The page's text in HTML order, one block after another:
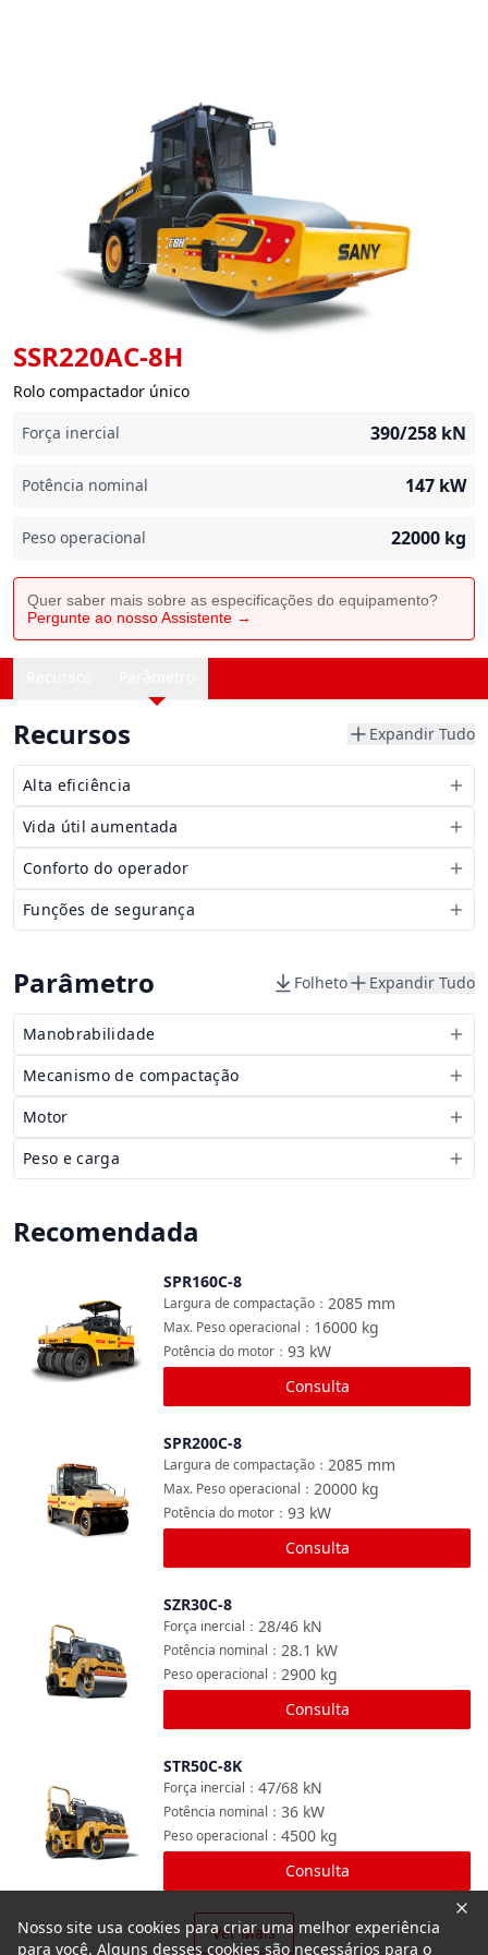
SSR220AC-8H
Rolo compactador único
Força inercial
390/258 kN
Potência nominal 147 kW
Peso operacional 22000 kg
Quer saber mais sobre as especificações do equipamento?
Pergunte ao nosso Assistente →
Recursos Expandir Tudo
Alta eficiência
Vida útil aumentada
Conforto do operador
Funções de segurança
Parâmetro Folheto Expandir Tudo
Manobrabilidade
Mecanismo de compactação
Motor
Peso e carga
Recomendada
SPR160C-8
2085 mm
Largura de compactação ：
16000 kg
Max. Peso operacional ：
93 kW
Potência do motor ：
Consulta
SPR200C-8
2085 mm
Largura de compactação ：
20000 kg
Max. Peso operacional ：
93 kW
Potência do motor ：
Consulta
SZR30C-8
28/46 kN
Força inercial ：
28.1 kW
Potência nominal ：
2900 kg
Peso operacional ：
Consulta
STR50C-8K
47/68 kN
Força inercial ：
36 kW
Potência nominal ：
4500 kg
Peso operacional ：
Consulta
Ver Mais
Nosso site usa cookies para criar uma melhor experiência
para você. Alguns desses cookies são necessários para o